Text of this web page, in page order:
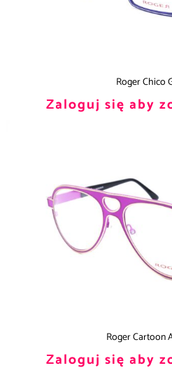
Roger Chico
Zaloguj się aby
Roger Cartoon
Zaloguj się aby